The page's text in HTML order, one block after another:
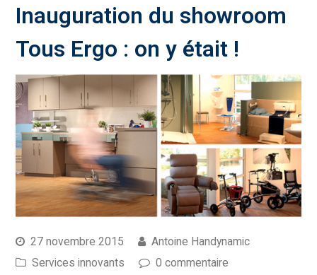
Inauguration du showroom
Tous Ergo : on y était !
27 novembre 2015
Antoine Handynamic
Services innovants
0 commentaire